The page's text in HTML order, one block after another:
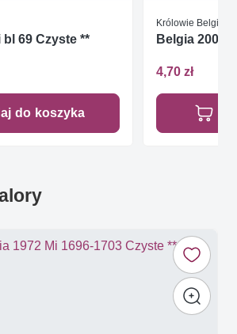
bl 69 Czyste **
do koszyka
Królowie Belgijscy
Belgia 2002
4,70 zł